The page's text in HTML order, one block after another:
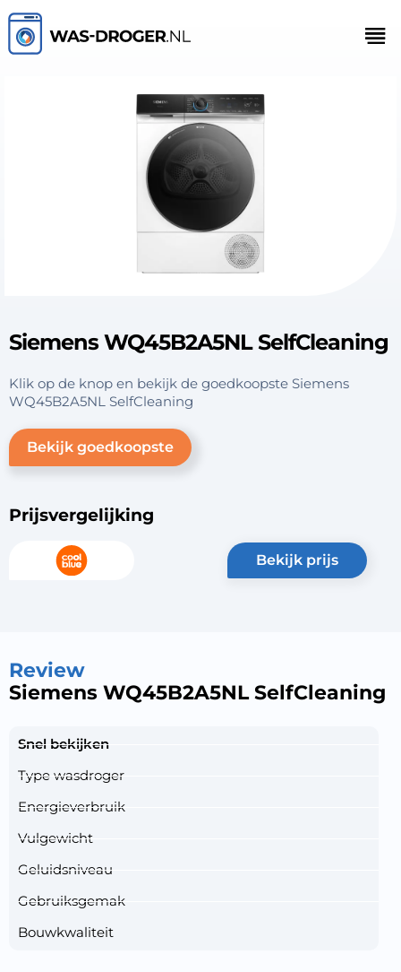
Siemens WQ45B2A5NL SelfCleaning
Klik op de knop en bekijk de goedkoopste Siemens
WQ45B2A5NL SelfCleaning
Bekijk goedkoopste
Prijsvergelijking
bekijk prijs
Review
Siemens WQ45B2A5NL SelfCleaning
Snel bekijken
Type wasdroger
Energieverbruik
Vulgewicht
Geluidsniveau
Gebruiksgemak
Bouwkwaliteit